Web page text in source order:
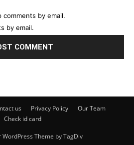
by email.
by email.
us Privacy Policy
Our Team
Check id card
Theme by TagDiv